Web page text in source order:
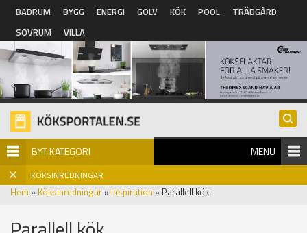
Hoppa till huvudinnehåll
BADRUM BYGG ENERGI GOLV KÖK POOL
TRÄDGÅRD
SOVRUM
VILLA
BYT KATEGORI MENU
KÖKSINREDNINGAR
Hem » Köksinredningar » Inspiration » Parallell kök